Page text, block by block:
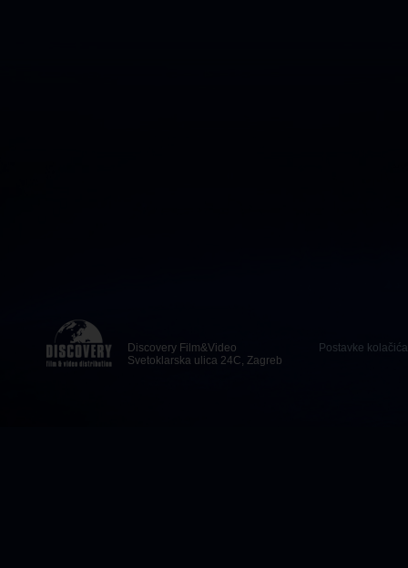
Discovery Film&Video
Svetoklarska ulica 24C, Zagreb
Postavke kolačića